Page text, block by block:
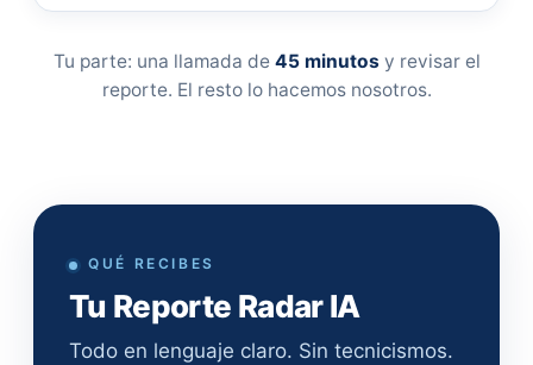
Tu parte: una llamada de 45 minutos y revisar el
reporte. El resto lo hacemos nosotros.
QUÉ RECIBES
Tu Reporte Radar IA
Todo en lenguaje claro. Sin tecnicismos.